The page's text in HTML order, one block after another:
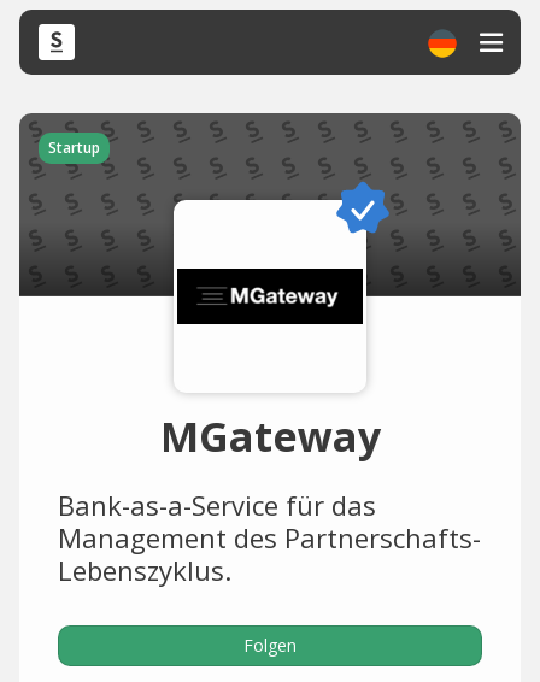
Startup
MGateway
Bank-as-a-Service für das
Management des Partnerschafts-
Lebenszyklus.
Folgen